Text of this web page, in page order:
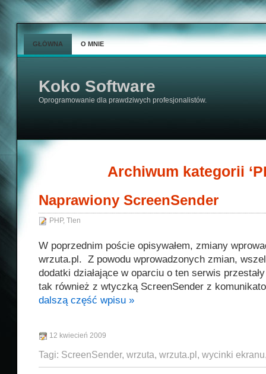
Koko Software
Oprogramowanie dla prawdziwych profesjonalistów.
GŁÓWNA O MNIE
Archiwum kategorii
Naprawiony ScreenSender
PHP, Tlen
W poprzednim poście opisywałem, zmiany
wrzuta.pl. Z powodu wprowadzonych zmian,
dodatki działające w oparciu o ten serwis przestały
tak również z wtyczką ScreenSender z
dalszą część wpisu »
12 kwiecień 2009
Tagi: ScreenSender, wrzuta, wrzuta.pl , wycinki ekranu